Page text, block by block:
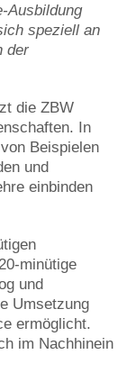
Ausbildung
speziell an
der
die ZBW
In
Beispielen
und
einbinden
minütige
und
Umsetzung
ermöglicht.
im Nachhinein